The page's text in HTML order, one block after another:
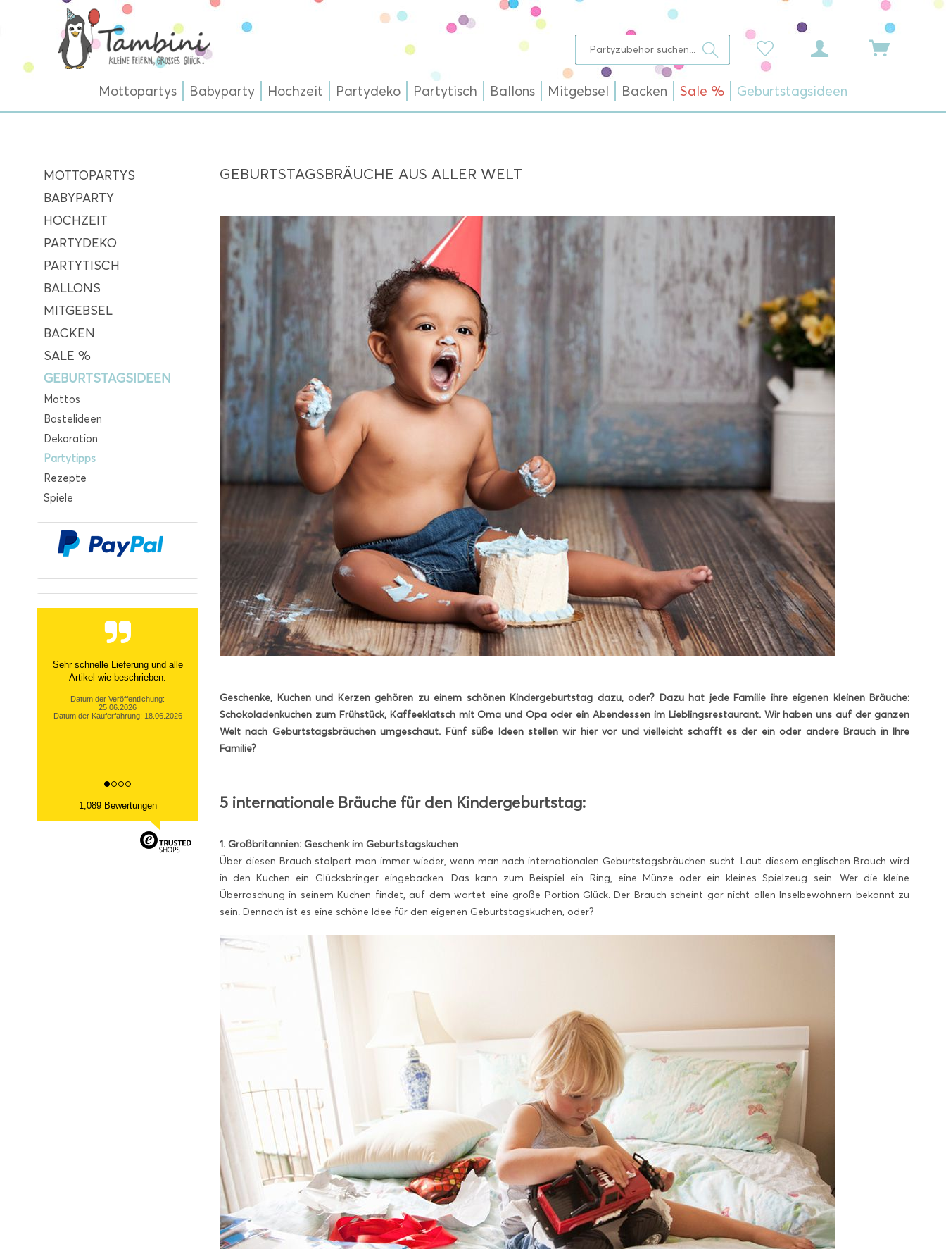
Mottopartys Babyparty Hochzeit Partydeko Partytisch Ballons Mitgebsel Backen Sale % Geburtstagsideen
MOTTOPARTYS
BABYPARTY
HOCHZEIT
PARTYDEKO
PARTYTISCH
BALLONS
MITGEBSEL
BACKEN
SALE %
GEBURTSTAGSIDEEN
Mottos
Bastelideen
Dekoration
Partytipps
Rezepte
Spiele
Sehr netter Kontakt, zügige Info
über nicht- Verfügbarkeit und
Datum der Veröffentlichung:
13.03.2026
1,089 Bewertungen
GEBURTSTAGSBRÄUCHE AUS ALLER WELT
Geschenke, Kuchen und Kerzen gehören zu einem schönen Kindergeburtstag dazu, oder? Dazu hat jede Familie ihre eigenen kleinen Bräuche:
Schokoladenkuchen zum Frühstück, Kaffeeklatsch mit Oma und Opa oder ein Abendessen im Lieblingsrestaurant. Wir haben uns auf der ganzen
Welt nach Geburtstagsbräuchen umgeschaut. Fünf süße Ideen stellen wir hier vor und vielleicht schafft es der ein oder andere Brauch in Ihre
Familie?
5 internationale Bräuche für den Kindergeburtstag:
1. Großbritannien: Geschenk im Geburtstagskuchen
Über diesen Brauch stolpert man immer wieder, wenn man nach internationalen Geburtstagsbräuchen sucht. Laut diesem englischen Brauch wird
in den Kuchen ein Glücksbringer eingebacken. Das kann zum Beispiel ein Ring, eine Münze oder ein kleines Spielzeug sein. Wer die kleine
Überraschung in seinem Kuchen findet, auf dem wartet eine große Portion Glück. Der Brauch scheint gar nicht allen Inselbewohnern bekannt zu
sein. Dennoch ist es eine schöne Idee für den eigenen Geburtstagskuchen, oder?